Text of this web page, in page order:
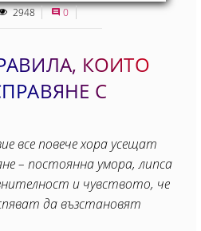
2948 0
КОИТО
С
все повече хора усещат
– постоянна умора, липса
и чувството, че
да възстановят